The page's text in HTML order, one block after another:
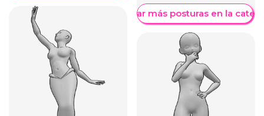
Mostrar más posturas en la